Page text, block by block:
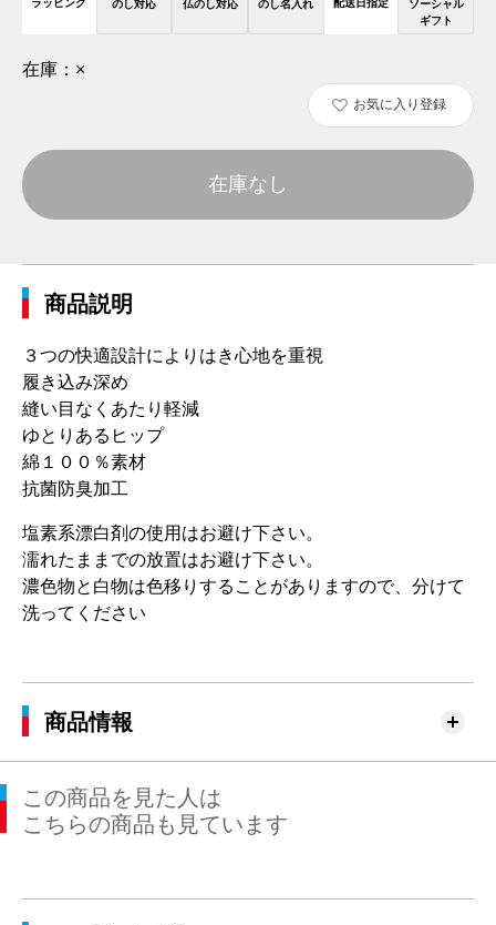
ラッピング のし対応 仏のし対応 のし名入れ 配送日指定
ソーシャル
ギフト
在庫： ×
お気に入り登録
在庫なし
商品説明
３つの快適設計によりはき心地を重視
履き込み深め
縫い目なくあたり軽減
ゆとりあるヒップ
綿１００％素材
抗菌防臭加工
塩素系漂白剤の使用はお避け下さい。
濡れたままでの放置はお避け下さい。
濃色物と白物は色移りすることがありますので、分けて
洗ってください
商品情報
この商品を見た人は
こちらの商品も見ています